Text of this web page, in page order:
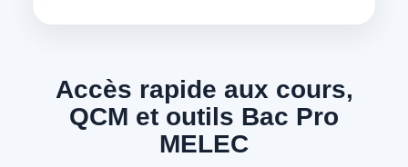
Accès rapide aux cours,
QCM et outils Bac Pro
MELEC